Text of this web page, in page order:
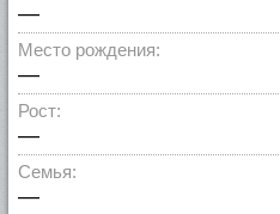
—
Место рождения:
—
Рост:
—
Семья:
—